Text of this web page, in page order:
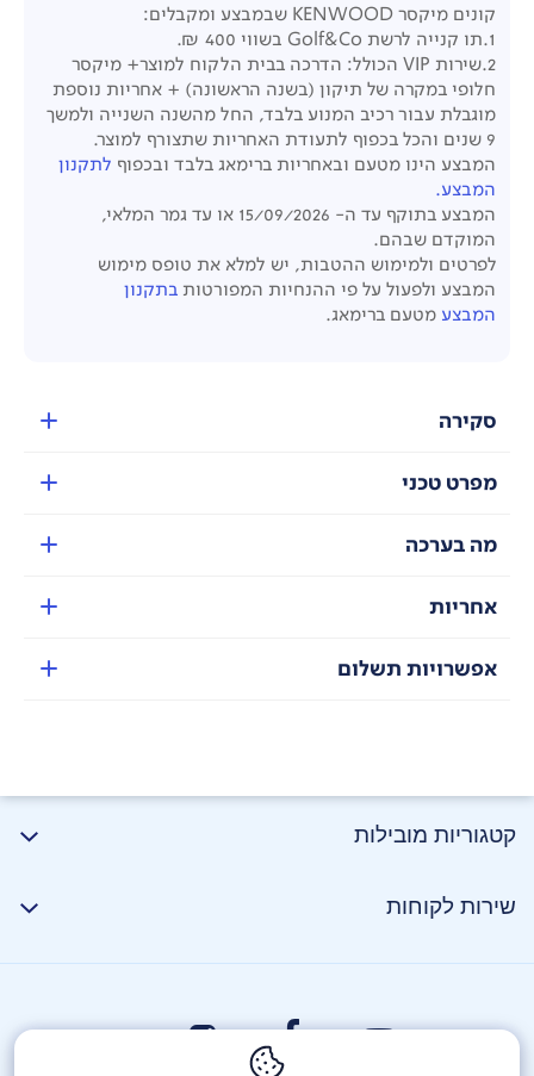
קונים מיקסר KENWOOD שבמבצע ומקבלים:
1.תו קנייה לרשת Golf&Co בשווי 400 ₪.
2.שירות
VIP הכולל: הדרכה בבית הלקוח למוצר+ מיקסר
חלופי במקרה של תיקון (בשנה הראשונה) + אחריות נוספת
מוגבלת עבור רכיב המנוע בלבד, החל מהשנה השנייה ולמשך
9 שנים והכל בכפוף לתעודת האחריות שתצורף למוצר.
המבצע הינו מטעם ובאחריות ברימאג בלבד ובכפוף לתקנון
המבצע.
המבצע בתוקף עד ה-
/09/2026 או עד גמר המלאי,
המוקדם שבהם.
לפרטים ולמימוש ההטבות, יש למלא את טופס מימוש
המבצע ולפעול על פי ההנחיות המפורטות בתקנון
המבצע מטעם ברימאג.
סקירה
מפרט טכני
מה בערכה
אחריות
אפשרויות תשלום
קטגוריות מובילות
שירות לקוחות